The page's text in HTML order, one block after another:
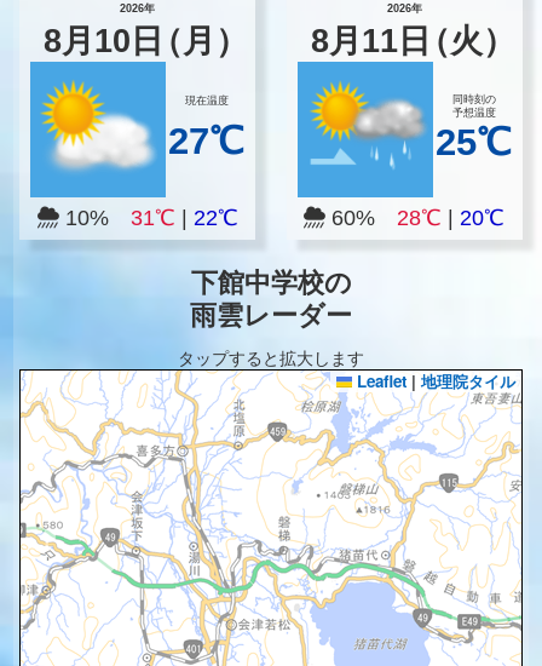
2026年
8月 10 日（月）
現在温度
27℃
10% 31℃ 22℃
2026年
8月 11日（火）
同時刻の
予想温度
25℃
60%28℃ |20℃
下館中学校の
雨雲レーダー
タップすると拡大します
Leaflet | 地理院タイル